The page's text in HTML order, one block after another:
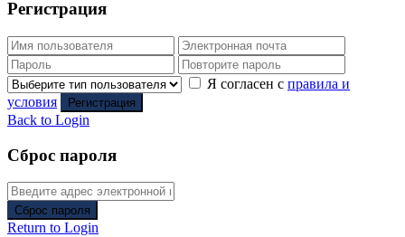
Регистрация
Я согласен с правила и
условия
Регистрация
Back to Login
Сброс пароля
Сброс пароля
Return to Login